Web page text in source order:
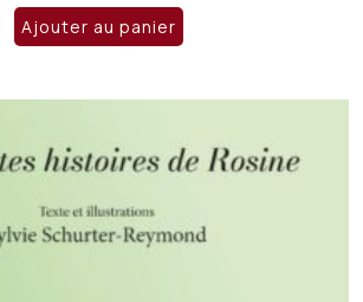
Ajouter au panier